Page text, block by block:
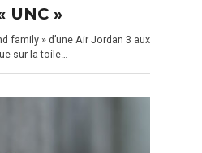
UNC »
family » d’une Air Jordan 3 aux
sur la toile…